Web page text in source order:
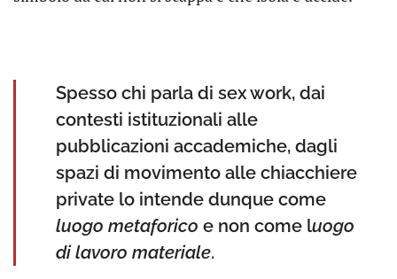
Spesso chi parla di sex work, dai
contesti istituzionali alle
pubblicazioni accademiche, dagli
spazi di movimento alle chiacchiere
private lo intende dunque come
luogo metaforico e non come luogo
di lavoro materiale.